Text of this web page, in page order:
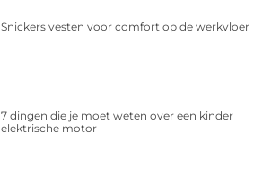
Snickers vesten voor comfort op de werkvloer
7 dingen die je moet weten over een kinder
elektrische motor